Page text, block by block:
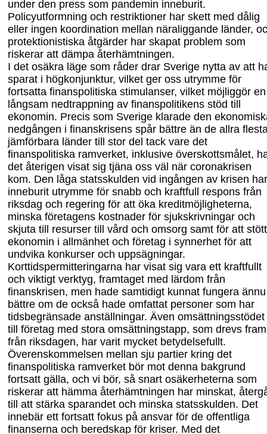
under den press som pandemin inneburit.
Policyutformning och restriktioner har skett med dålig
eller ingen koordination mellan näraliggande länder,
protektionistiska åtgärder har skapat problem som
riskerar att dämpa återhämtningen.
I det osäkra läge som råder drar Sverige nytta av att
sparat i högkonjunktur, vilket ger oss utrymme för
fortsatta finanspolitiska stimulanser, vilket möjliggör en
långsam nedtrappning av finanspolitikens stöd till
ekonomin. Precis som Sverige klarade den
nedgången i finanskrisens spår bättre än de allra
jämförbara länder till stor del tack vare det
finanspolitiska ramverket, inklusive överskottsmålet,
det återigen visat sig tjäna oss väl när coronakrisen
kom. Den låga statsskulden vid ingången av krisen har
inneburit utrymme för snabb och kraftfull respons från
riksdag och regering för att öka kreditmöjligheterna,
minska företagens kostnader för sjukskrivningar och
skjuta till resurser till vård och omsorg samt för att
ekonomin i allmänhet och företag i synnerhet för att
undvika konkurser och uppsägningar.
Korttidspermitteringarna har visat sig vara ett kraftfullt
och viktigt verktyg, framtaget med lärdom från
finanskrisen, men hade samtidigt kunnat fungera ännu
bättre om de också hade omfattat personer som har
tidsbegränsade anställningar. Även omsättningsstödet
till företag med stora omsättningstapp, som drevs fram
från riksdagen, har varit mycket betydelsefullt.
Överenskommelsen mellan sju partier kring det
finanspolitiska ramverket bör mot denna bakgrund
fortsatt gälla, och vi bör, så snart osäkerheterna som
riskerar att hämma återhämtningen har minskat,
till att stärka sparandet och minska statsskulden. Det
innebär ett fortsatt fokus på ansvar för de offentliga
finanserna och beredskap för kriser. Med det